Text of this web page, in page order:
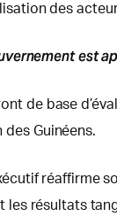
des
est
de base
Guinéens.
réaffirme
les résultats